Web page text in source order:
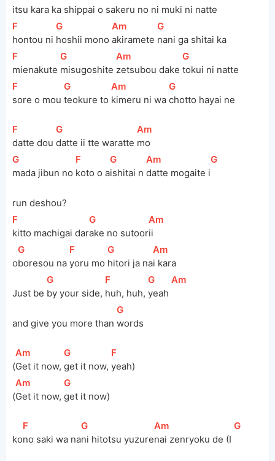
itsu kara ka shippai o sakeru no ni muki ni natte
[F
hontou ni
[
G
hoshii mono
[
Am
akiramete
[
G
nani ga shitai ka
[F
mienakute
[
G
misugoshite
[
Am
zetsubou dake
[
G
tokui ni natte
[F
sore o mou
[
G
teokure to
[
Am
kimeru ni wa
[
G
chotto hayai ne
[F
datte dou
[
G
datte ii tte waratte
[
Am
mo
[
G
mada jibun no
[F
koto o a
[
G
ishitai n
[
Am
datte mogaite i
[
G
run deshou?
[F
kitto machigai dar
[
G
ake no sutoor
[
Am
ii
o
[
G
boresou na
[F
yoru mo
[
G
hitori ja na
[
Am
i kara
Just be
[
G
by your side,
[F
huh, huh,
[
G
yeah
[
Am
and give you more than
[
G
words
(
[
Am
Get it now,
[
G
get it now,
[F
yeah)
(
[
Am
Get it now,
[
G
get it now)
ko
[F
no saki wa na
[
G
ni hitotsu yuzure
[
Am
nai zenryoku de (I
[
G